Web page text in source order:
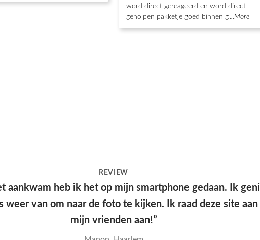
word direct gereageerd en word direct
geholpen pakketje goed binnen g...More
REVIEW
kwam snel aan en had een leuke verpakking, hele goede
kwaliteit en mooie print.”
Yana, Den Haag